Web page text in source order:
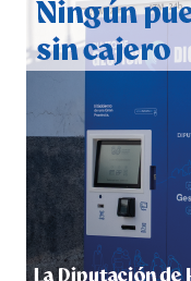
hace 4 días·Huelvatv
5º DÍA DE LAS